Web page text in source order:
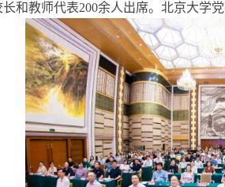
和教师代表200余人出席。北京大学